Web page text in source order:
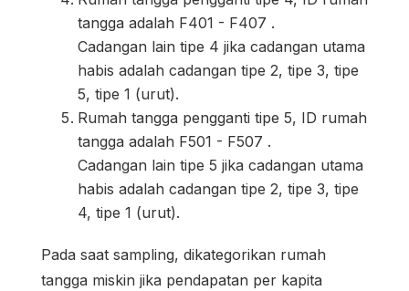
tangga adalah F401 - F407 .
Cadangan lain tipe 4 jika cadangan utama
habis adalah cadangan tipe 2, tipe 3, tipe
5, tipe 1 (urut).
Rumah tangga pengganti tipe 5, ID rumah
tangga adalah F501 - F507 .
Cadangan lain tipe 5 jika cadangan utama
habis adalah cadangan tipe 2, tipe 3, tipe
4, tipe 1 (urut).
Pada saat sampling, dikategorikan rumah
tangga miskin jika pendapatan per kapita